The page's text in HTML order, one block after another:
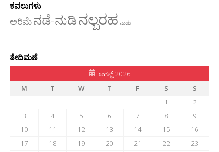
ಕವಲುಗಳು
ಅರಿಮೆನಡೆ-ನುಡಿನಲ್ಬರಹ ನಾಡು
ತೇದಿಮಣೆ
ಆಗಸ್ಟ್ 2026
M
T W T F S
S
1
2
3
4 5 6 7 8
9
10
11 12 13 14 15
16
17
18 19 20 21 22
23